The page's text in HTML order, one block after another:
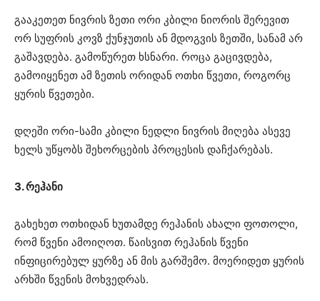
გააკეთეთ ნივრის ზეთი ორი კბილი ნიორის შერევით
ორ სუფრის კოვზ ქუნჯუთის ან მდოგვის ზეთში, სანამ არ
გაშავდება. გამოწურეთ ხსნარი. როცა გაცივდება,
გამოიყენეთ ამ ზეთის ორიდან ოთხი წვეთი, როგორც
ყურის წვეთები.
დღეში ორი-სამი კბილი ნედლი ნივრის მიღება ასევე
ხელს უწყობს შეხორცების პროცესის დაჩქარებას.
3. რეჰანი
გახეხეთ ოთხიდან ხუთამდე რეჰანის ახალი ფოთოლი,
რომ წვენი ამოიღოთ. წაისვით რეჰანის წვენი
ინფიცირებულ ყურზე ან მის გარშემო. მოერიდეთ ყურის
არხში წვენის მოხვედრას.